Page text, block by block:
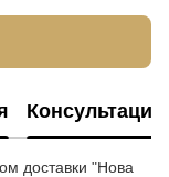
Консультация
доставки "Нова